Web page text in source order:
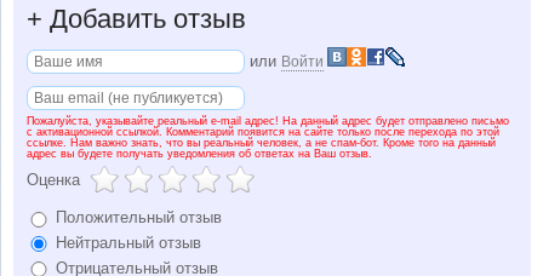
+ Добавить отзыв
или Войти
Пожалуйста, указывайте реальный e-mail адрес! На данный адрес будет отправлено письмо
с активационной ссылкой. Комментарий появится на сайте только после перехода по этой
ссылке. Нам важно знать, что вы реальный человек, а не спам-бот. Кроме того на данный
адрес вы будете получать уведомления об ответах на Ваш отзыв.
Оценка
Положительный отзыв
Нейтральный отзыв
Отрицательный отзыв